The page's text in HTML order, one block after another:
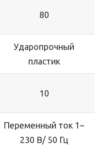
80
Ударопрочный
пластик
10
Переменный ток 1~
230 В/ 50 Гц